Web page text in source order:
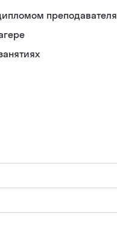
преподавателя